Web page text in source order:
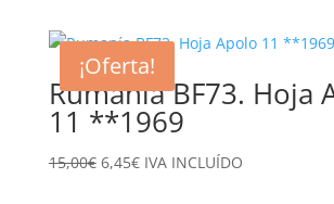
era:
156,00€.
es:
¡Oferta!
Rumanía BF73. Hoja
11 **1969
15,00€ El
6,45€ElIVA INCLUÍDO